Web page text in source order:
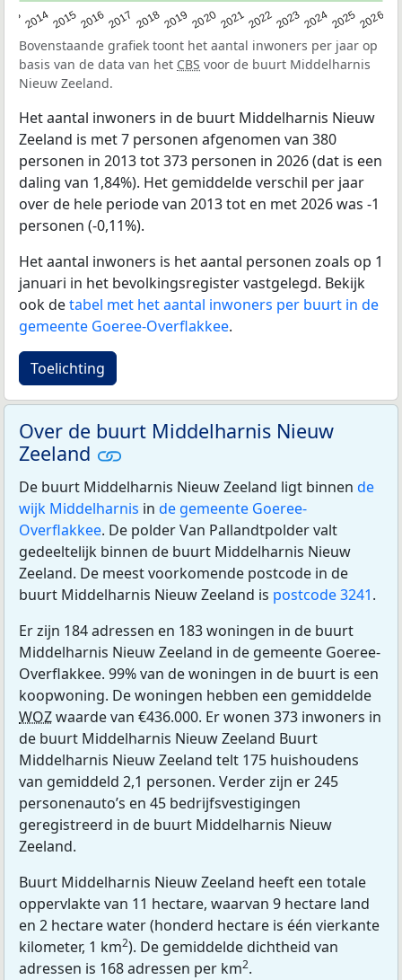
2014201520162017 20182019 2020202120222023202420252026
Bovenstaande grafiek toont het aantal inwoners per jaar op
basis van de data van het CBS voor de buurt Middelharnis
Nieuw Zeeland.
Het aantal inwoners in de buurt Middelharnis Nieuw
Zeeland is met 7 personen afgenomen van 380
personen in 2013 tot 373 personen in 2026 (dat is een
daling van 1,84%). Het gemiddelde verschil per jaar
over de hele periode van 2013 tot en met 2026 was -1
personen (-0,11%).
Het aantal inwoners is het aantal personen zoals op 1
januari in het bevolkingsregister vastgelegd. Bekijk
ook detabel met het aantal inwoners per buurt in de
gemeente Goeree-Overflakkee.
Toelichting
Over de buurt Middelharnis Nieuw
Zeeland
De buurt Middelharnis Nieuw Zeeland ligt binnen de
wijk Middelharnis in de gemeente Goeree-
Overflakkee. De polder Van Pallandtpolder valt
gedeeltelijk binnen de buurt Middelharnis Nieuw
Zeeland. De meest voorkomende postcode in de
buurt Middelharnis Nieuw Zeeland is postcode 3241.
Er zijn 184 adressen en 183 woningen in de buurt
Middelharnis Nieuw Zeeland in de gemeente Goeree-
Overflakkee. 99% van de woningen in de buurt is een
koopwoning. De woningen hebben een gemiddelde
WOZwaarde van €436.000. Er wonen 373 inwoners in
de buurt Middelharnis Nieuw Zeeland Buurt
Middelharnis Nieuw Zeeland telt 175 huishoudens
van gemiddeld 2,1 personen. Verder zijn er 245
personenauto’s en 45 bedrijfsvestigingen
geregistreerd in de buurt Middelharnis Nieuw
Zeeland.
Buurt Middelharnis Nieuw Zeeland heeft een totale
oppervlakte van 11 hectare, waarvan 9 hectare land
en 2 hectare water (honderd hectare is één vierkante
kilometer, 1 km2). De gemiddelde dichtheid van
adressen is 168 adressen per km2.